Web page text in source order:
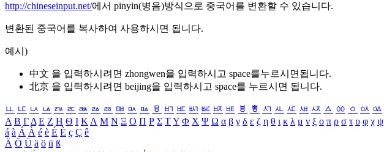
http://chineseinput.net/에서 pinyin(병음)방식으로 중국어를 변환할 수 있습니다.
변환된 중국어를 복사하여 사용하시면 됩니다.
예시)
中文 을 입력하시려면 zhongwen을 입력하시고 space를누르시면됩니다.
北京 을 입력하시려면 beijing을 입력하시고 space를 누르시면 됩니다.
ㅥ ㅦ ㅧ ㅨ ㅩ ㅪ ㅫ ㅬ ㅭ ㅮ ㅯ ㅰ ㅱ ㅲ ㅳ ㅴ ㅵ ㅶ ㅷ ㅸ ㅹ ㅺ ㅻ ㅼ ㅽ ㅾ ㅿ ㆀ ㆁ ㆂ ㆃ
Α Β ΓΔ Ε Ζ Η Θ Ι ΚΛ Μ Ν Ξ Ο Π Ρ Σ ΤΥ Φ Χ Ψ Ω α β γ δ ε ζ η θ ι κ λ μ ν ξ ο π ρ σ τ υ φ χ ψ
á à Á À é è É È ç Ç ê
Ä Ö Ü ä ö ü ß